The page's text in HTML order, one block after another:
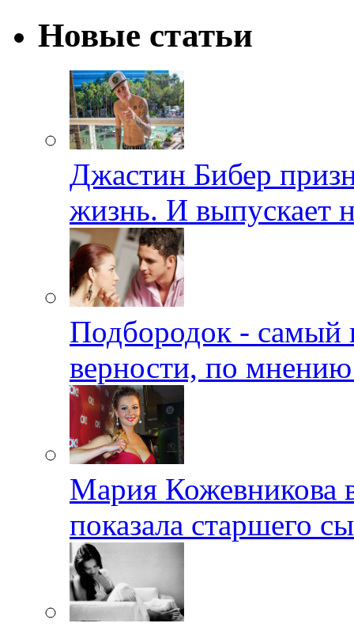
Новые статьи
Джастин Бибер
жизнь. И выпускает
Подбородок - самый
верности, по
Мария Кожевникова
показала старшего